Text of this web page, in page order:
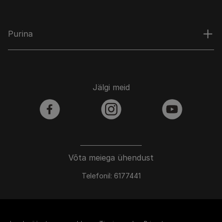
Purina
Võta meiega ühendust
Telefonil: 6177441
Jälgi meid
facebook instagram youtube